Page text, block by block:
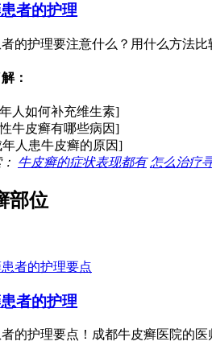
者的护理
的护理要注意什么？用什么方法
：
人如何补充维生素]
牛皮癣有哪些病因]
年人患牛皮癣的原因]
牛皮癣的症状表现都有 怎么治疗
部位
者的护理
的护理要点！成都牛皮癣医院的